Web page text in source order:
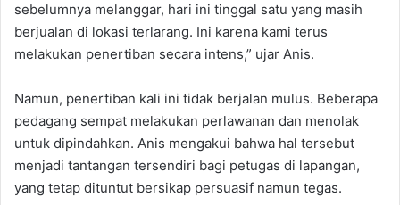
sebelumnya melanggar, hari ini tinggal satu yang masih
berjualan di lokasi terlarang. Ini karena kami terus
melakukan penertiban secara intens,” ujar Anis.
Namun, penertiban kali ini tidak berjalan mulus. Beberapa
pedagang sempat melakukan perlawanan dan menolak
untuk dipindahkan. Anis mengakui bahwa hal tersebut
menjadi tantangan tersendiri bagi petugas di lapangan,
yang tetap dituntut bersikap persuasif namun tegas.